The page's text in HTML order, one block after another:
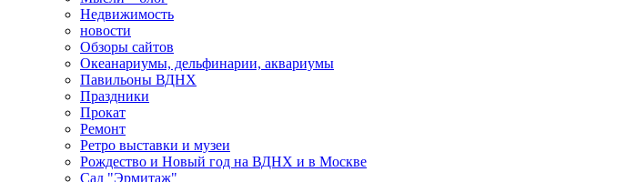
Недвижимость
новости
Обзоры сайтов
Океанариумы, дельфинарии, аквариумы
Павильоны ВДНХ
Праздники
Прокат
Ремонт
Ретро выставки и музеи
Рождество и Новый год на ВДНХ и в Москве
Сад "Эрмитаж"